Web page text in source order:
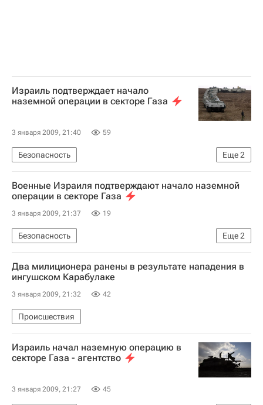
Израиль подтверждает начало
наземной операции в секторе Газа
3 января 2009, 21:40 59
Еще2
Безопасность
Наземная операция Израиля в секторе Газа
Израиль атаковал сектор Газа
Военные Израиля подтверждают начало наземной
операции в секторе Газа
3 января 2009, 21:37 19
Еще2
Безопасность
Наземная операция Израиля в секторе Газа
Израиль атаковал сектор Газа
Два милиционера ранены в результате нападения в
ингушском Карабулаке
3 января 2009, 21:32 42
Происшествия
Израиль начал наземную операцию в
секторе Газа - агентство
3 января 2009, 21:27 45